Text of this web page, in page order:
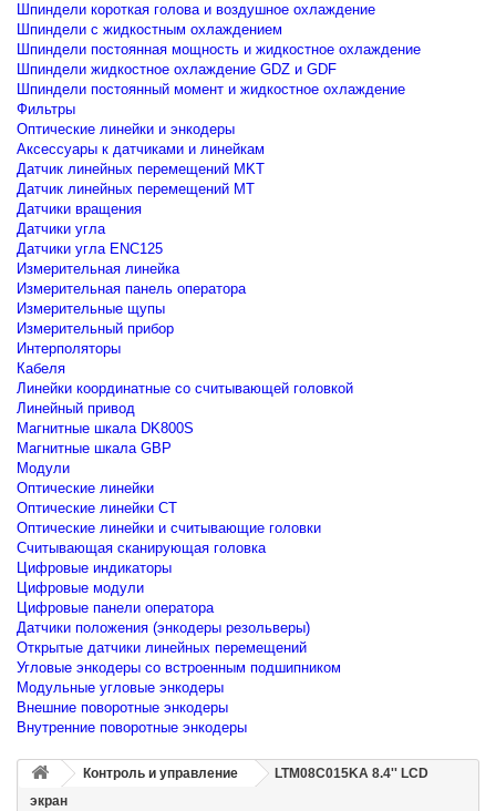
Шпиндели короткая голова и воздушное охлаждение
Шпиндели с жидкостным охлаждением
Шпиндели постоянная мощность и жидкостное охлаждение
Шпиндели жидкостное охлаждение GDZ и GDF
Шпиндели постоянный момент и жидкостное охлаждение
Фильтры
Оптические линейки и энкодеры
Аксессуары к датчиками и линейкам
Датчик линейных перемещений MKT
Датчик линейных перемещений MT
Датчики вращения
Датчики угла
Датчики угла ENC125
Измерительная линейка
Измерительная панель оператора
Измерительные щупы
Измерительный прибор
Интерполяторы
Кабеля
Линейки координатные со считывающей головкой
Линейный привод
Магнитные шкала DK800S
Магнитные шкала GBP
Модули
Оптические линейки
Оптические линейки CT
Оптические линейки и считывающие головки
Считывающая сканирующая головка
Цифровые индикаторы
Цифровые модули
Цифровые панели оператора
Датчики положения (энкодеры резольверы)
Открытые датчики линейных перемещений
Угловые энкодеры со встроенным подшипником
Модульные угловые энкодеры
Внешние поворотные энкодеры
Внутренние поворотные энкодеры
Контроль и управление
LTM08C015KA 8.4'' LCD
экран